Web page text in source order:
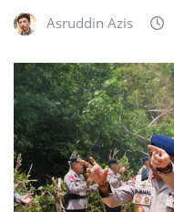
Asruddin Azis